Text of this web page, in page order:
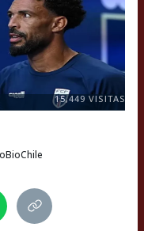
15,449VISITAS